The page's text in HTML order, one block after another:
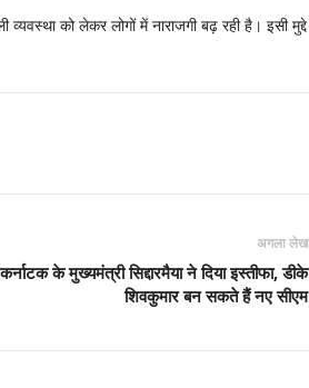
को लेकर लोगों में नाराजगी बढ़ रही है। इसी मुद्दे
अगला लेख
कर्नाटक के मुख्यमंत्री सिद्दारमैया ने दिया इस्तीफा, डीके
शिवकुमार बन सकते हैं नए सीएम